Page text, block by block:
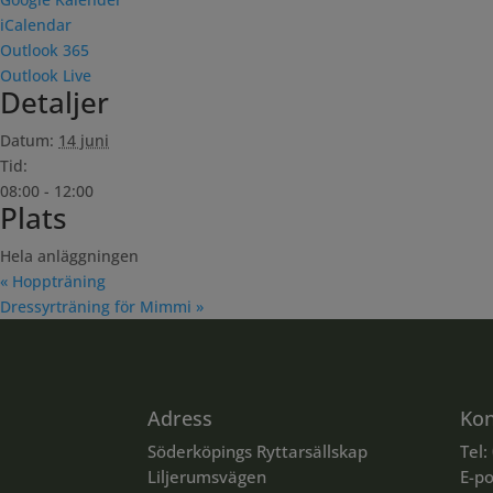
iCalendar
Outlook 365
Outlook Live
Detaljer
Datum: 14 juni
Tid:
08:00 - 12:00
Plats
Hela anläggningen
« Hoppträning
Dressyrträning för Mimmi »
Adress
Söderköpings Ryttarsällskap
Liljerumsvägen
Tel:
E-